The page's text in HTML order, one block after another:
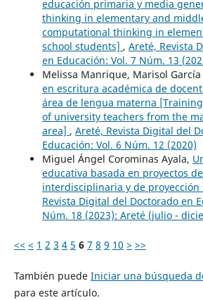
educación primaria y media
thinking in elementary and
computational thinking in
school students] , Areté, Revista
en Educación: Vol. 7 Núm. 13
Melissa Manrique, Marisol García
en escritura académica de
área de lengua materna
of university teachers from the
area] , Areté, Revista Digital del
Educación: Vol. 6 Núm. 12 (2020)
Miguel Ángel Corominas Ayala,
educativa basada en proyectos
interdisciplinaria y de proyección
Revista Digital del Doctorado en
Núm. 18 (2023): Areté (julio -
<< < 1 2 3 4 5 6 7 8 9 10 > >>
También puede Iniciar una búsqueda
para este artículo.